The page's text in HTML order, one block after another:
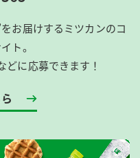
お届けするミツカンのコ
ト。
に応募できます！